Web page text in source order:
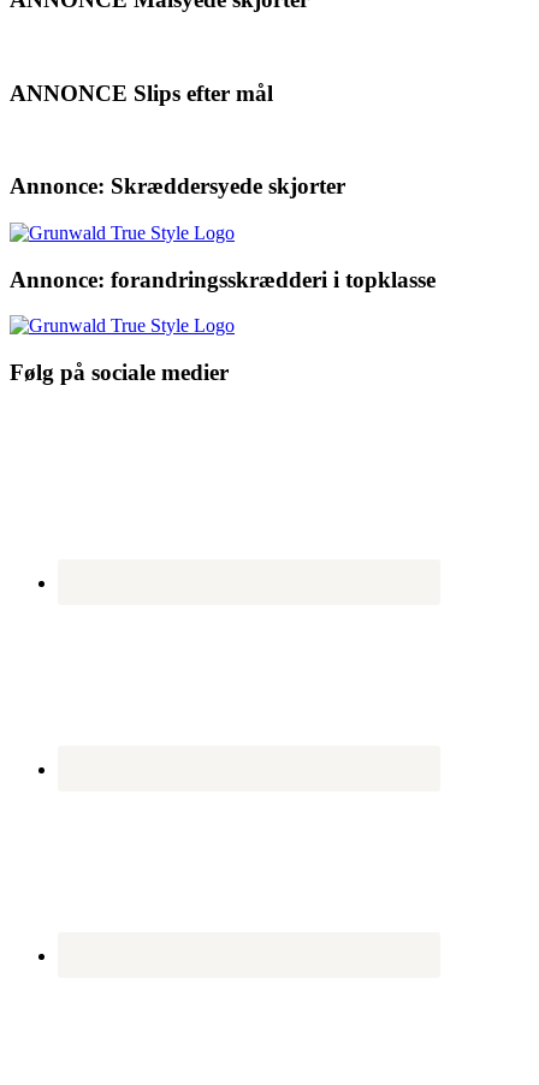
ANNONCE Slips efter mål
Annonce: Skræddersyede skjorter
Annonce: forandringsskrædderi i topklasse
Følg på sociale medier